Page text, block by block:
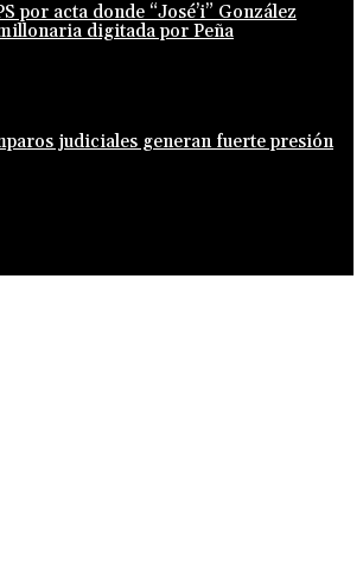
por acta donde “José’i” González
digitada por Peña
judiciales generan fuerte presión